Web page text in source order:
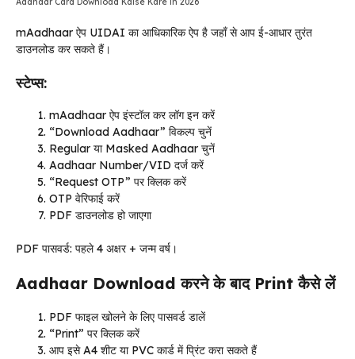
mAadhaar ऐप UIDAI का आधिकारिक ऐप है जहाँ से आप ई-आधार तुरंत
डाउनलोड कर सकते हैं।
स्टेप्स:
mAadhaar ऐप इंस्टॉल कर लॉग इन करें
“Download Aadhaar” विकल्प चुनें
Regular या Masked Aadhaar चुनें
Aadhaar Number/VID दर्ज करें
“Request OTP” पर क्लिक करें
OTP वेरिफाई करें
PDF डाउनलोड हो जाएगा
PDF पासवर्ड: पहले 4 अक्षर + जन्म वर्ष।
Aadhaar Download करने के बाद Print कैसे लें
PDF फाइल खोलने के लिए पासवर्ड डालें
“Print” पर क्लिक करें
आप इसे A4 शीट या PVC कार्ड में प्रिंट करा सकते हैं